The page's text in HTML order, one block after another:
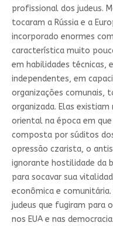
profissional dos judeus.
tocaram a Rússia e a
incorporado enormes
característica muito
em habilidades técnicas,
independentes, em
organizações comunais,
organizada. Elas existiam
oriental na época em
composta por súditos
opressão czarista, o
ignorante hostilidade da
para socavar sua
econômica e
judeus que fugiram para
nos EUA e nas